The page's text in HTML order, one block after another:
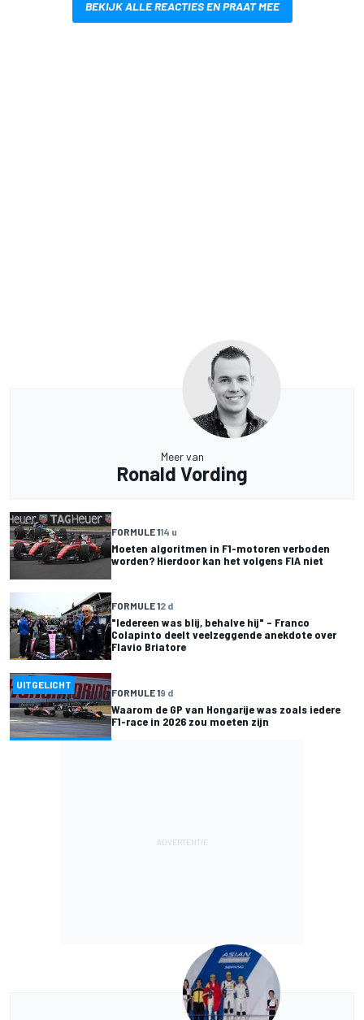
BEKIJK ALLE REACTIES EN PRAAT MEE
Meer van
Ronald Vording
FORMULE 114 u
Moeten algoritmen in F1-motoren verboden
worden? Hierdoor kan het volgens FIA niet
FORMULE 12 d
"Iedereen was blij, behalve hij" – Franco
Colapinto deelt veelzeggende anekdote over
Flavio Briatore
UITGELICHT
FORMULE 19 d
Waarom de GP van Hongarije was zoals iedere
F1-race in 2026 zou moeten zijn